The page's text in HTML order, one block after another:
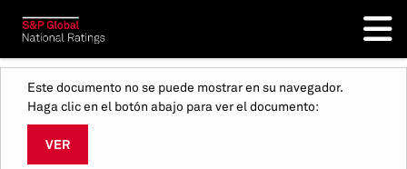
Este documento no se puede mostrar en su navegador.
Haga clic en el botón abajo para ver el documento:
VER